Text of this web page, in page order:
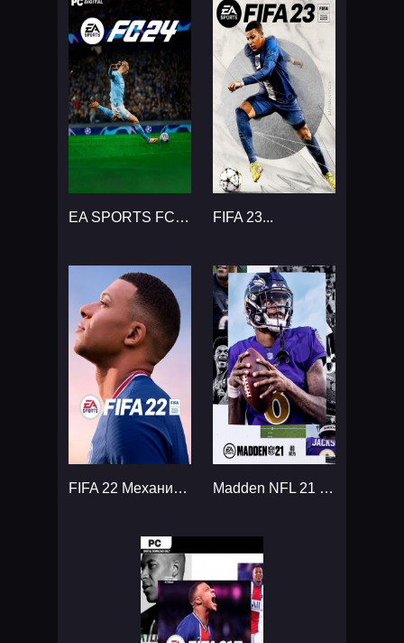
EA SPORTS FC 24... FIFA 23...
FIFA 22 Механики... Madden NFL 21 - MVP Edition...